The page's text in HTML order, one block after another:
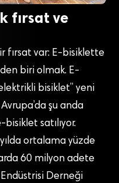
fırsat ve
fırsat var: E-bisiklette
biri olmak. E-
bisiklet” yeni
şu anda
satılıyor.
ortalama yüzde
60 milyon adete
Endüstrisi Derneği